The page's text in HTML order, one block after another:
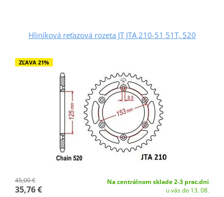
Hliníková reťazová rozeta JT JTA 210-51 51T, 520
ZĽAVA 21%
45,00 €
35,76 €
Na centrálnom sklade 2-3 prac.dni
u vás do 13. 08.